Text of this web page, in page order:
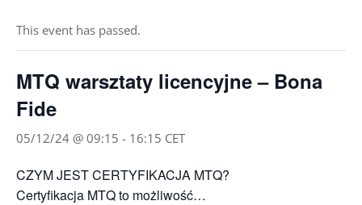
This event has passed.
MTQ warsztaty licencyjne – Bona
Fide
05/12/24 @ 09:15 - 16:15 CET
CZYM JEST CERTYFIKACJA MTQ?
Certyfikacja MTQ to możliwość…